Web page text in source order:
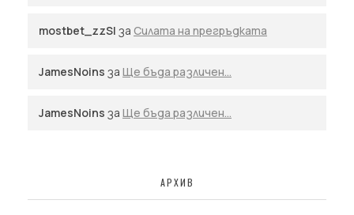
mostbet_zzSl за Силата на прегръдката
JamesNoins за Ще бъда различен…
JamesNoins за Ще бъда различен…
АРХИВ